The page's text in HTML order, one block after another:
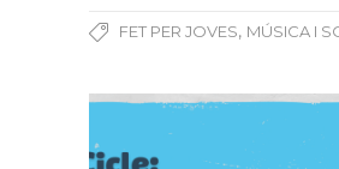
FET PER JOVES, MÚSICA I